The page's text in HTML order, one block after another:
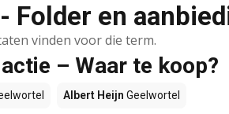
Folder en
vinden voor die term.
– Waar te koop?
Albert Heijn Geelwortel